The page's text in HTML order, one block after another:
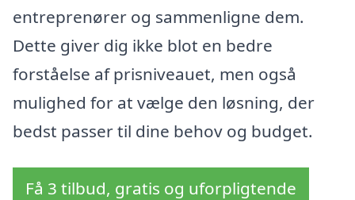
entreprenører og sammenligne dem.
Dette giver dig ikke blot en bedre
forståelse af prisniveauet, men også
mulighed for at vælge den løsning, der
bedst passer til dine behov og budget.
Få 3 tilbud, gratis og uforpligtende